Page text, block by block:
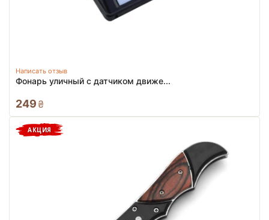
Написать отзыв
Фонарь уличный с датчиком движе...
249 ₴
АКЦИЯ